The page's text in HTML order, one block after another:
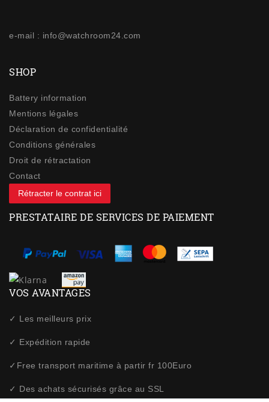
e-mail : info@watchroom24.com
SHOP
Battery information
Mentions légales
Déclaration de confidentialité
Conditions générales
Droit de rétractation
Contact
Rétracter le contrat ici
PRESTATAIRE DE SERVICES DE PAIEMENT
VOS AVANTAGES
✓ Les meilleurs prix
✓ Expédition rapide
✓Free transport maritime à partir fr 100Euro
✓ Des achats sécurisés grâce au SSL